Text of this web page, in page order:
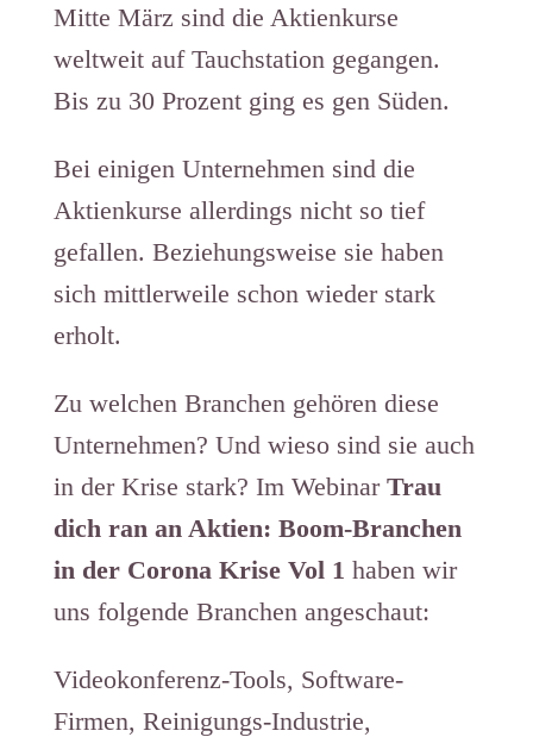
Mitte März sind die Aktienkurse
weltweit auf Tauchstation gegangen.
Bis zu 30 Prozent ging es gen Süden.
Bei einigen Unternehmen sind die
Aktienkurse allerdings nicht so tief
gefallen. Beziehungsweise sie haben
sich mittlerweile schon wieder stark
erholt.
Zu welchen Branchen gehören diese
Unternehmen? Und wieso sind sie auch
in der Krise stark? Im Webinar Trau
dich ran an Aktien: Boom-Branchen
in der Corona Krise Vol 1 haben wir
uns folgende Branchen angeschaut:
Videokonferenz-Tools, Software-
Firmen, Reinigungs-Industrie,